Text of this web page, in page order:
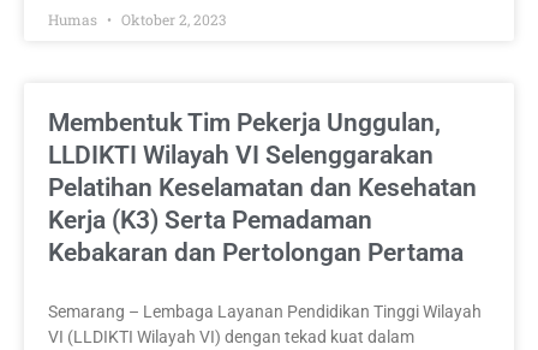
Humas Oktober 2, 2023
Membentuk Tim Pekerja Unggulan,
LLDIKTI Wilayah VI Selenggarakan
Pelatihan Keselamatan dan Kesehatan
Kerja (K3) Serta Pemadaman
Kebakaran dan Pertolongan Pertama
Semarang – Lembaga Layanan Pendidikan Tinggi Wilayah
VI (LLDIKTI Wilayah VI) dengan tekad kuat dalam